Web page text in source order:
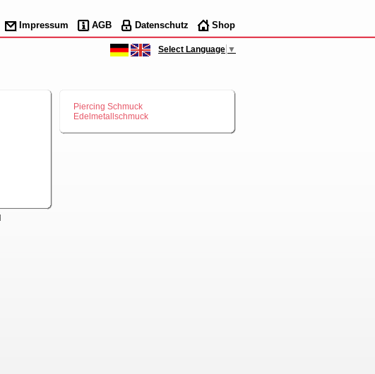
Impressum AGB Datenschutz Shop
Select Language ▼
Piercing Schmuck
Edelmetallschmuck